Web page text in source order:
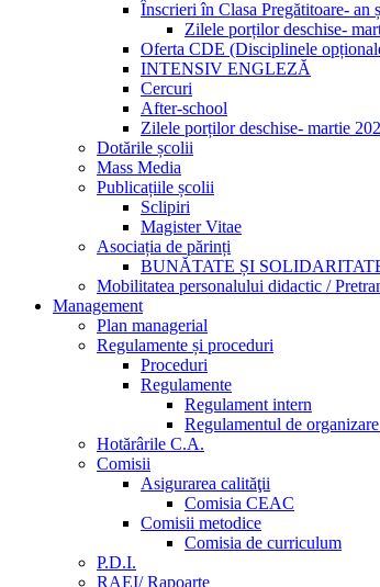
Înscrieri în Clasa Pregătitoare- an
Zilele porților deschise-
Oferta CDE (Disciplinele
INTENSIV ENGLEZĂ
Cercuri
After-school
Zilele porților deschise- martie
Dotările școlii
Mass Media
Publicațiile școlii
Sclipiri
Magister Vitae
Asociația de părinți
BUNĂTATE ȘI
Mobilitatea personalului didactic /
Management
Plan managerial
Regulamente și proceduri
Proceduri
Regulamente
Regulament intern
Regulamentul de
Hotărârile C.A.
Comisii
Asigurarea calităţii
Comisia CEAC
Comisii metodice
Comisia de curriculum
P.D.I.
RAEI/ Rapoarte